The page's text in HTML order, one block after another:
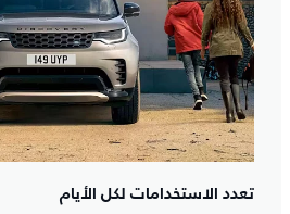
تعدد الاستخدامات لكل الأيام